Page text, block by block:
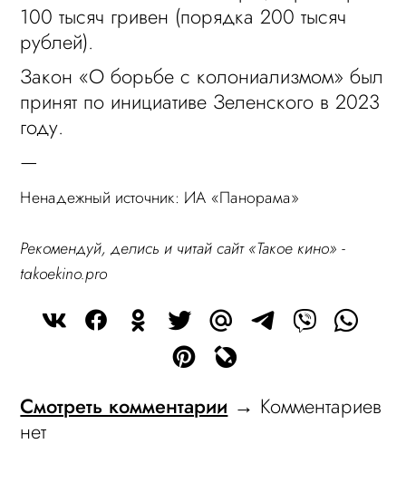
100 тысяч гривен (порядка 200 тысяч
рублей).
Закон «О борьбе с колониализмом» был
принят по инициативе Зеленского в 2023
году.
—
Ненадежный источник: ИА «Панорама»
Рекомендуй, делись и читай сайт «Такое кино» -
takoekino.pro
Смотреть комментарии → Комментариев
нет